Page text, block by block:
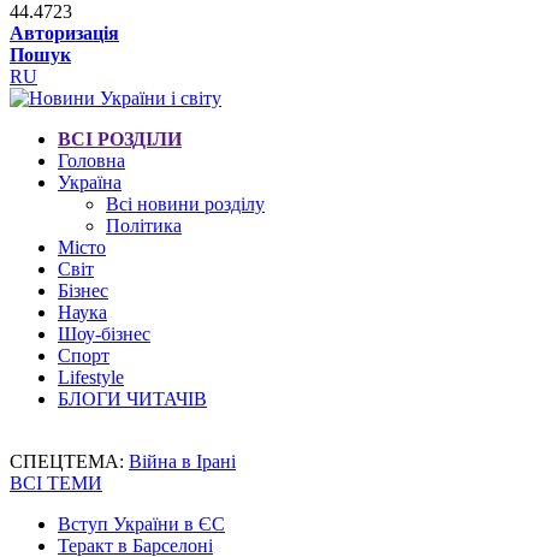
44.4723
Авторизація
Пошук
RU
ВСІ РОЗДІЛИ
Головна
Україна
Всі новини розділу
Політика
Місто
Світ
Бізнес
Наука
Шоу-бізнес
Спорт
Lifestyle
БЛОГИ ЧИТАЧІВ
СПЕЦТЕМА: Війна в Ірані
ВСІ ТЕМИ
Вступ України в ЄС
Теракт в Барселоні